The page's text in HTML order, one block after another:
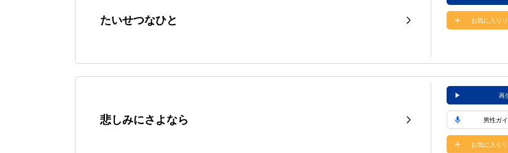
たいせつなひと お気に入り
悲しみにさよなら
再
男性ガ
お気に入り